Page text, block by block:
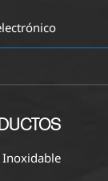
Inoxidable